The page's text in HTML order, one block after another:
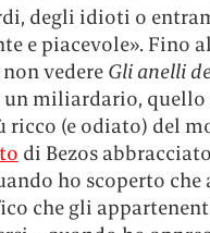
degli idioti o
e piacevole». Fino
vedere Gli anelli
un miliardario,
ricco (e odiato) del
di Bezos
ho scoperto
che gli